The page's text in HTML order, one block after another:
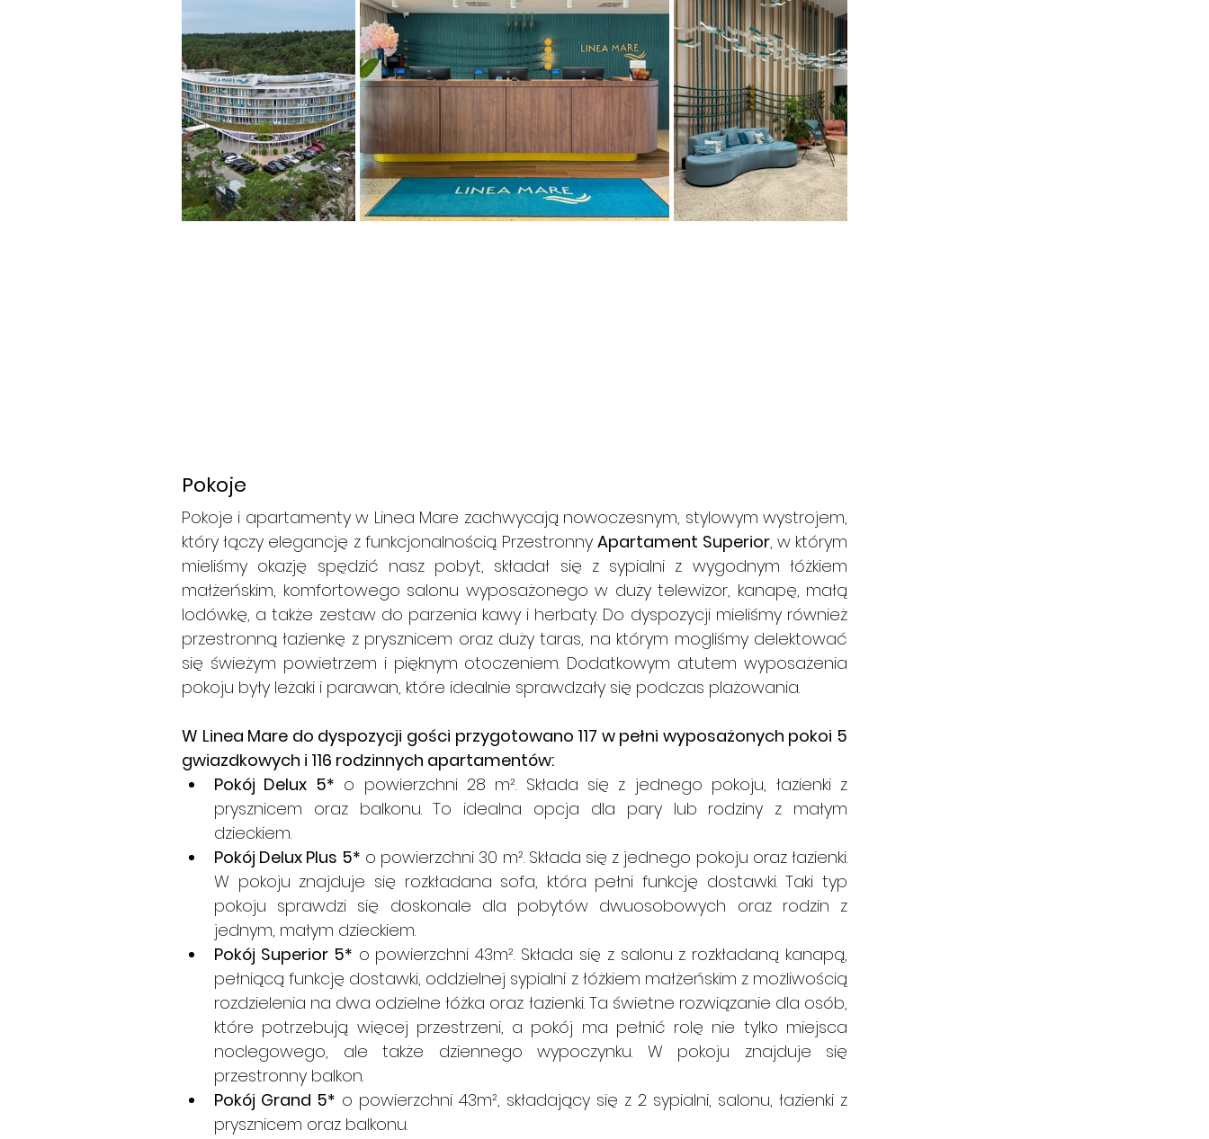
Pokoje
Pokoje i apartamenty w Linea Mare zachwycają nowoczesnym, stylowym wystrojem,
który łączy elegancję z funkcjonalnością. Przestronny Apartament Superior, w którym
mieliśmy okazję spędzić nasz pobyt, składał się z sypialni z wygodnym łóżkiem
małżeńskim, komfortowego salonu wyposażonego w duży telewizor, kanapę, małą
lodówkę, a także zestaw do parzenia kawy i herbaty. Do dyspozycji mieliśmy również
przestronną łazienkę z prysznicem oraz duży taras, na którym mogliśmy delektować
się świeżym powietrzem i pięknym otoczeniem. Dodatkowym atutem wyposażenia
pokoju były leżaki i parawan, które idealnie sprawdzały się podczas plażowania.
W Linea Mare do dyspozycji gości przygotowano 117 w pełni wyposażonych pokoi 5
gwiazdkowych i 116 rodzinnych apartamentów:
Pokój Delux 5* o powierzchni 28 m². Składa się z jednego pokoju, łazienki z
prysznicem oraz balkonu. To idealna opcja dla pary lub rodziny z małym
dzieckiem.
Pokój Delux Plus 5* o powierzchni 30 m². Składa się z jednego pokoju oraz łazienki.
W pokoju znajduje się rozkładana sofa, która pełni funkcję dostawki. Taki typ
pokoju sprawdzi się doskonale dla pobytów dwuosobowych oraz rodzin z
jednym, małym dzieckiem.
Pokój Superior 5* o powierzchni 43m². Składa się z salonu z rozkładaną kanapą,
pełniącą funkcję dostawki, oddzielnej sypialni z łóżkiem małżeńskim z możliwością
rozdzielenia na dwa odzielne łóżka oraz łazienki. Ta świetne rozwiązanie dla osób,
które potrzebują więcej przestrzeni, a pokój ma pełnić rolę nie tylko miejsca
noclegowego, ale także dziennego wypoczynku. W pokoju znajduje się
przestronny balkon.
Pokój Grand 5* o powierzchni 43m², składający się z 2 sypialni, salonu, łazienki z
prysznicem oraz balkonu.